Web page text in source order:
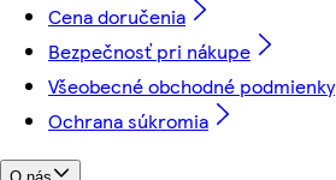
Cena doručenia
Bezpečnosť pri nákupe
Všeobecné obchodné podmienky
Ochrana súkromia